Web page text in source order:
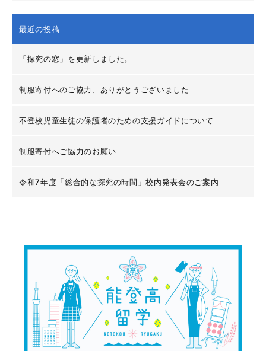
最近の投稿
「探究の窓」を更新しました。
制服寄付へのご協力、ありがとうございました
不登校児童生徒の保護者のための支援ガイドについて
制服寄付へご協力のお願い
令和7年度「総合的な探究の時間」校内発表会のご案内